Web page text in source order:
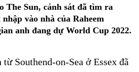
The Sun, cảnh sát đã tìm ra
vào nhà của Raheem
anh đang dự World Cup 2022.
từ Southend-on-Sea ở Essex đã